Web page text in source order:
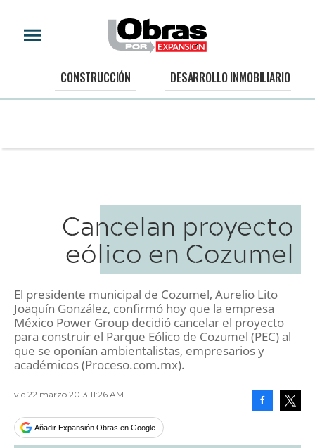
CONSTRUCCIÓN DESARROLLO INMOBILIARIO
Cancelan proyecto
eólico en Cozumel
El presidente municipal de Cozumel, Aurelio Lito
Joaquín González, confirmó hoy que la empresa
México Power Group decidió cancelar el proyecto
para construir el Parque Eólico de Cozumel (PEC) al
que se oponían ambientalistas, empresarios y
académicos (Proceso.com.mx).
vie 22 marzo 2013 11:26 AM
Añadir Expansión Obras en Google